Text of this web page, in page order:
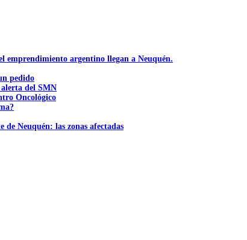
emprendimiento argentino llegan a Neuquén.
pedido
alerta del SMN
Oncológico
Neuquén: las zonas afectadas